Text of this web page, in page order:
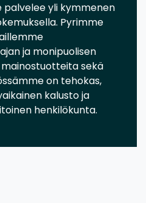
yli kymmenen
Pyrimme
ja monipuolisen
sekä
on tehokas,
kalusto ja
henkilökunta.